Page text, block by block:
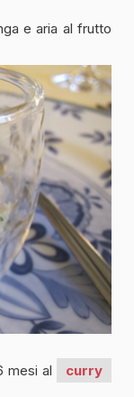
e aria al frutto
mesi al
curry